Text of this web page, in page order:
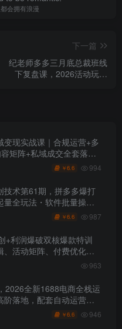
会拥有浪漫
下一篇
纪老师多多三月底总裁班线
下复盘课，2026活动玩法
变现实战课｜合规运营+多
矩阵+私域成交全套落地
￥6.6 994
技术第61期，拼多多爆打
量全玩法・软件批量操
矩阵实战课
￥6.6 987
+利润爆破双核爆款特训
、活动矩阵、付费优化、
963
2026全新1688电商全栈运
阶落地，配套自动运营表
￥6.6 946